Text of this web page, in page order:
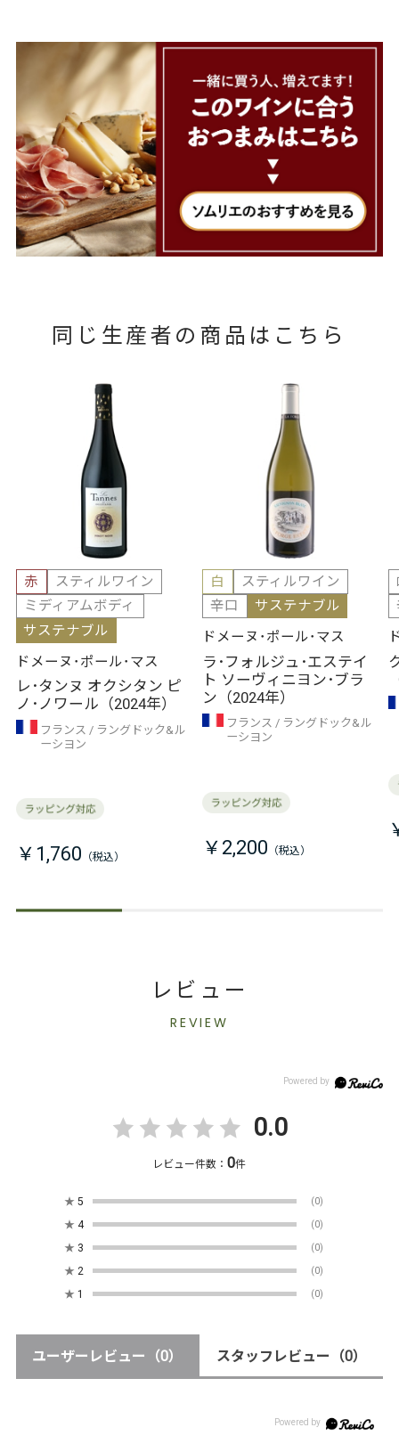
同じ生産者の商品はこちら
赤
スティルワイン
ミディアムボディ
サステナブル
ドメーヌ･ポール･マス
レ･タンヌ オクシタン ピ
ノ･ノワール（2024年）
フランス
ラングドック&ル
ーシヨン
￥1,760
白
スティルワイン
辛口
サステナブル
ドメーヌ･ポール･マス
ラ･フォルジュ･エステイ
ト ソーヴィニヨン･ブラ
ン（2024年）
フランス
ラングドック&ル
ーシヨン
￥2,200
レビュー
REVIEW
0.0
レビュー件数：0件
★ 5 (0)
★ 4 (0)
★ 3 (0)
★ 2 (0)
★ 1 (0)
ユーザーレビュー （0） スタッフレビュー （0）